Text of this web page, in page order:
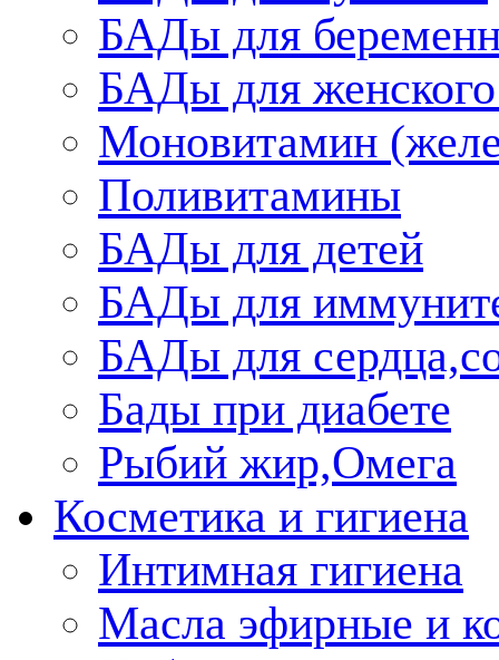
БАДы для
БАДы для женского
Моновитамин
Поливитамины
БАДы для детей
БАДы для
БАДы для
Бады при диабете
Рыбий жир,Омега
Косметика и гигиена
Интимная гигиена
Масла эфирные и